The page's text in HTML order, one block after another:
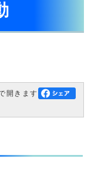
開きます